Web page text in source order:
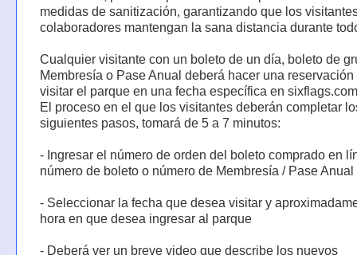
medidas de sanitización, garantizando que los
colaboradores mantengan la sana distancia durante
Cualquier visitante con un boleto de un día, boleto de
Membresía o Pase Anual deberá hacer una reservación
visitar el parque en una fecha específica en
El proceso en el que los visitantes deberán completar
siguientes pasos, tomará de 5 a 7 minutos:
- Ingresar el número de orden del boleto comprado en
número de boleto o número de Membresía / Pase Anual
- Seleccionar la fecha que desea visitar y
hora en que desea ingresar al parque
- Deberá ver un breve video que describe los nuevos